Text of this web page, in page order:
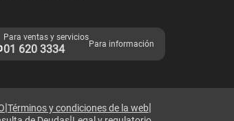
Para ventas y servicios
01 620 3334 Para información
|Términos y condiciones de la web|